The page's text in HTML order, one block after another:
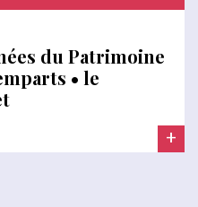
du Patrimoine
• le
+